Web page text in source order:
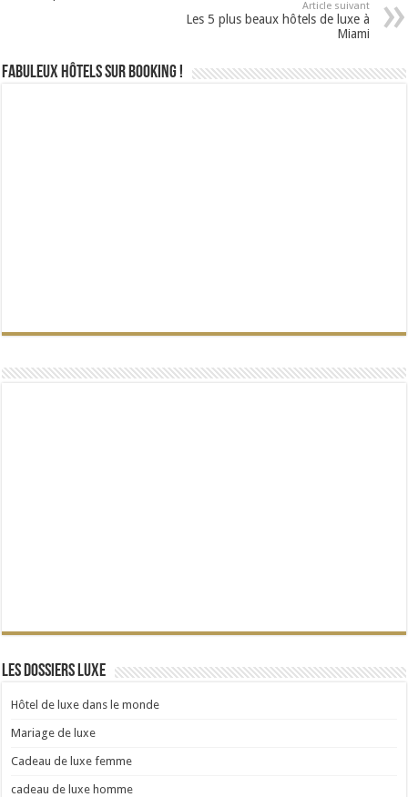
Article suivant
Les 5 plus beaux hôtels de luxe à
Miami
Fabuleux Hôtels sur Booking !
Les dossiers Luxe
Hôtel de luxe dans le monde
Mariage de luxe
Cadeau de luxe femme
cadeau de luxe homme